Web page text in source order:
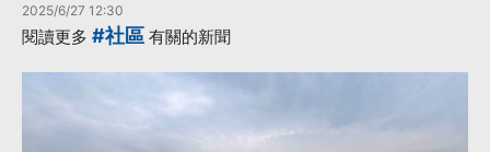
2025/6/27 12:30
閱讀更多 #社區 有關的新聞